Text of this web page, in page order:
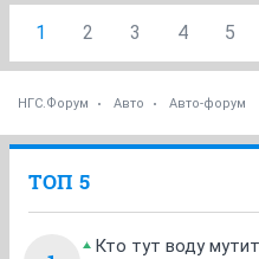
1 2 3 4 5
НГС.Форум Авто Авто-форум
ТОП 5
Кто тут воду